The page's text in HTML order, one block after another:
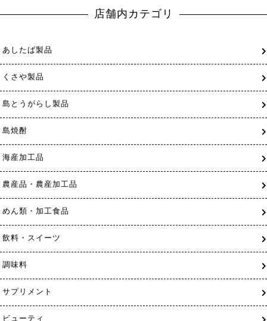
店舗内カテゴリ
あしたば製品
くさや製品
島とうがらし製品
島焼酎
海産加工品
農産品・農産加工品
めん類・加工食品
飲料・スイーツ
調味料
サプリメント
ビューティ